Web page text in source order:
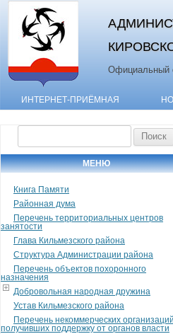
Официальный
ИНТЕРНЕТ-ПРИЁМНАЯ
МЕНЮ
Книга Памяти
Районная дума
Перечень территориальных центров
занятости
Глава Кильмезского района
Структура Администрации района
Перечень объектов похоронного
назначения
Добровольная народная дружина
Устав Кильмезского района
Перечень некоммерческих организаций,
получивших поддержку от органов власти